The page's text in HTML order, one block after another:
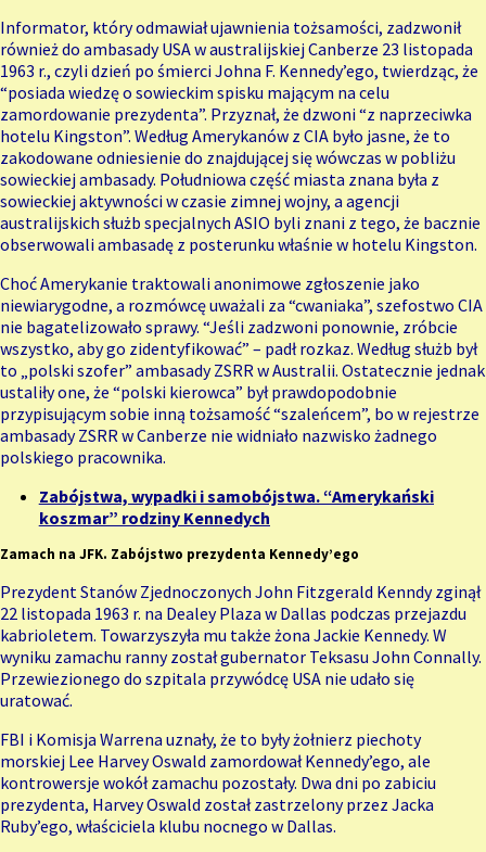
Informator, który odmawiał ujawnienia tożsamości, zadzwonił
również do ambasady USA w australijskiej Canberze 23 listopada
1963 r., czyli dzień po śmierci Johna F. Kennedy’ego, twierdząc, że
“posiada wiedzę o sowieckim spisku mającym na celu
zamordowanie prezydenta”. Przyznał, że dzwoni “z naprzeciwka
hotelu Kingston”. Według Amerykanów z CIA było jasne, że to
zakodowane odniesienie do znajdującej się wówczas w pobliżu
sowieckiej ambasady. Południowa część miasta znana była z
sowieckiej aktywności w czasie zimnej wojny, a agencji
australijskich służb specjalnych ASIO byli znani z tego, że bacznie
obserwowali ambasadę z posterunku właśnie w hotelu Kingston.
Choć Amerykanie traktowali anonimowe zgłoszenie jako
niewiarygodne, a rozmówcę uważali za “cwaniaka”, szefostwo CIA
nie bagatelizowało sprawy. “Jeśli zadzwoni ponownie, zróbcie
wszystko, aby go zidentyfikować” – padł rozkaz. Według służb był
to „polski szofer” ambasady ZSRR w Australii. Ostatecznie jednak
ustaliły one, że “polski kierowca” był prawdopodobnie
przypisującym sobie inną tożsamość “szaleńcem”, bo w rejestrze
ambasady ZSRR w Canberze nie widniało nazwisko żadnego
polskiego pracownika.
Zabójstwa, wypadki i samobójstwa. “Amerykański
koszmar” rodziny Kennedych
Zamach na JFK. Zabójstwo prezydenta Kennedy’ego
Prezydent Stanów Zjednoczonych John Fitzgerald Kenndy zginął
22 listopada 1963 r. na Dealey Plaza w Dallas podczas przejazdu
kabrioletem. Towarzyszyła mu także żona Jackie Kennedy. W
wyniku zamachu ranny został gubernator Teksasu John Connally.
Przewiezionego do szpitala przywódcę USA nie udało się
uratować.
FBI i Komisja Warrena uznały, że to były żołnierz piechoty
morskiej Lee Harvey Oswald zamordował Kennedy’ego, ale
kontrowersje wokół zamachu pozostały. Dwa dni po zabiciu
prezydenta, Harvey Oswald został zastrzelony przez Jacka
Ruby’ego, właściciela klubu nocnego w Dallas.